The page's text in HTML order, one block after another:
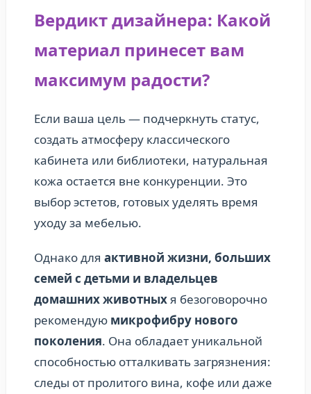
Вердикт дизайнера: Какой
материал принесет вам
максимум радости?
Если ваша цель — подчеркнуть статус,
создать атмосферу классического
кабинета или библиотеки, натуральная
кожа остается вне конкуренции. Это
выбор эстетов, готовых уделять время
уходу за мебелью.
Однако для активной жизни, больших
семей с детьми и владельцев
домашних животныхя безоговорочно
рекомендую микрофибру нового
поколения. Она обладает уникальной
способностью отталкивать загрязнения:
следы от пролитого вина, кофе или даже